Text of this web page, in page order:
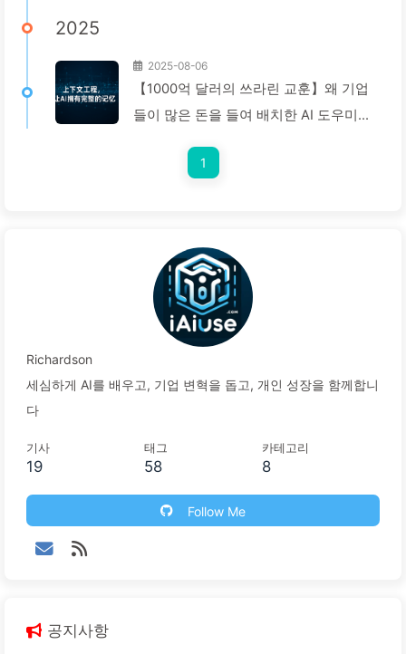
2025
2025-08-06
【1000억 달러의 쓰라린 교훈】왜 기업
들이 많은 돈을 들여 배치한 AI 도우미는
들은 90% 성능 향상을 이루었을까? —
1
Richardson
세심하게 AI를 배우고, 기업 변혁을 돕고, 개인 성장을 함께합니
다
기사
19
태그
58
카테고리
8
Follow Me
공지사항